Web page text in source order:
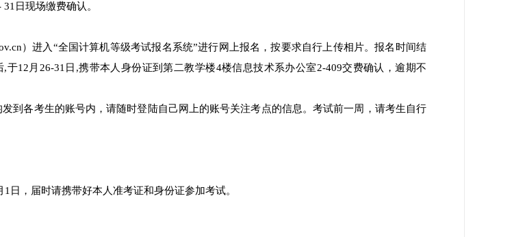
日现场缴费确认。
）进入“全国计算机等级考试报名系统”进行网上报名，按要求自行上传相片。报名时间结
12月26-31日,携带本人身份证到第二教学楼4楼信息技术系办公室2-409交费确认，逾期不
到各考生的账号内，请随时登陆自己网上的账号关注考点的信息。考试前一周，请考生自行
，届时请携带好本人准考证和身份证参加考试。